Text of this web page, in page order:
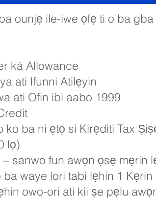
ounjẹ ile-iwe ọfẹ ti o ba
ká Allowance
ati Ifunni Atilẹyin
ati Ofin ibi aabo 1999
ko ba ni ẹtọ si Kirẹditi Tax
lọ)
sanwo fun awọn ọsẹ mẹrin
waye lori tabi lẹhin 1
owo-ori ati kii ṣe pẹlu